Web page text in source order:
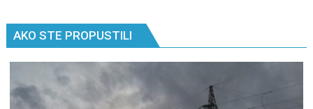
AKO STE PROPUSTILI